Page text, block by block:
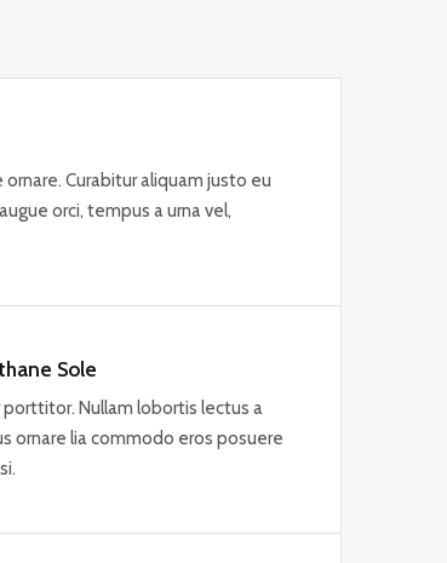
Curabitur aliquam justo eu
orci, tempus a urna vel,
Sole
Nullam lobortis lectus a
ornare lia commodo eros posuere